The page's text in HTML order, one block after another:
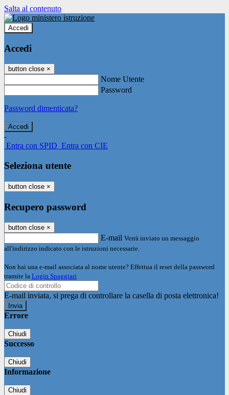
Salta al contenuto
Accedi
Accedi
button close ×
Nome Utente
Password
Password dimenticata?
-
Entra con SPID Entra con CIE
Seleziona utente
button close ×
Recupero password
button close ×
E-mail Verrà inviato un messaggio
all'indirizzo indicato con le istruzioni necessarie.
Non hai una e-mail associata al nome utente? Effettua il reset della password
tramite la Login Spaggiari
E-mail inviata, si prega di controllare la casella di posta elettronica!
Errore
Chiudi
Successo
Chiudi
Informazione
Chiudi